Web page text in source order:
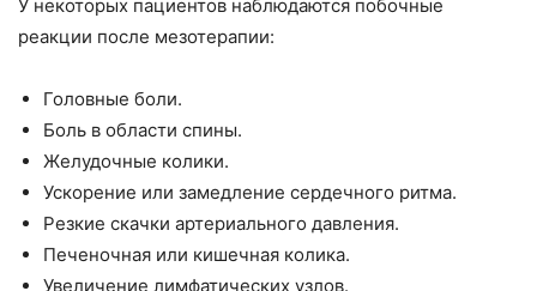
У некоторых пациентов наблюдаются побочные
реакции после мезотерапии:
Головные боли.
Боль в области спины.
Желудочные колики.
Ускорение или замедление сердечного ритма.
Резкие скачки артериального давления.
Печеночная или кишечная колика.
Увеличение лимфатических узлов.